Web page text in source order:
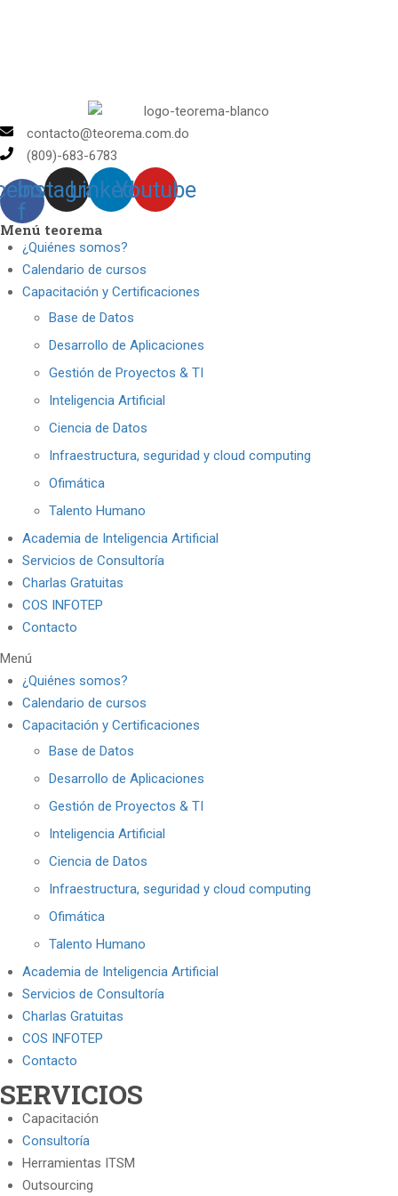
contacto@teorema.com.do
(809)-683-6783
f
Instagram
LinkedinYoutube
Menú teorema
¿Quiénes somos?
Calendario de cursos
Capacitación y Certificaciones
Base de Datos
Desarrollo de Aplicaciones
Gestión de Proyectos & TI
Inteligencia Artificial
Ciencia de Datos
Infraestructura, seguridad y cloud computing
Ofimática
Talento Humano
Academia de Inteligencia Artificial
Servicios de Consultoría
Charlas Gratuitas
COS INFOTEP
Contacto
Menú
¿Quiénes somos?
Calendario de cursos
Capacitación y Certificaciones
Base de Datos
Desarrollo de Aplicaciones
Gestión de Proyectos & TI
Inteligencia Artificial
Ciencia de Datos
Infraestructura, seguridad y cloud computing
Ofimática
Talento Humano
Academia de Inteligencia Artificial
Servicios de Consultoría
Charlas Gratuitas
COS INFOTEP
Contacto
SERVICIOS
Capacitación
Consultoría
Herramientas ITSM
Outsourcing